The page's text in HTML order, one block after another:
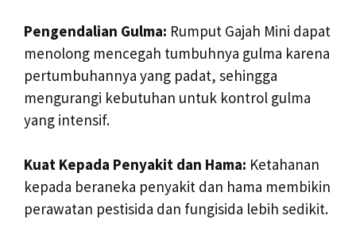
Pengendalian Gulma: Rumput Gajah Mini dapat
menolong mencegah tumbuhnya gulma karena
pertumbuhannya yang padat, sehingga
mengurangi kebutuhan untuk kontrol gulma
yang intensif.
Kuat Kepada Penyakit dan Hama: Ketahanan
kepada beraneka penyakit dan hama membikin
perawatan pestisida dan fungisida lebih sedikit.